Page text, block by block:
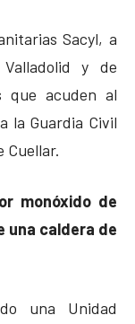
Sacyl, a
y de
que acuden al
la Guardia Civil
Cuellar.
monóxido de
una caldera de
una Unidad